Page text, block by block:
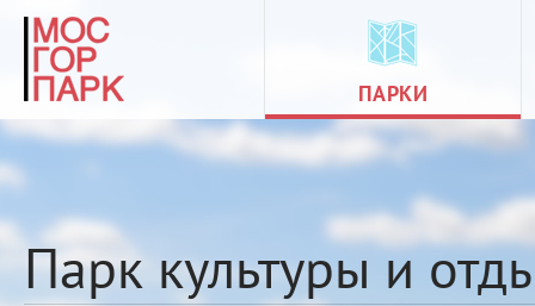
ПАРКИ
Парк культуры и